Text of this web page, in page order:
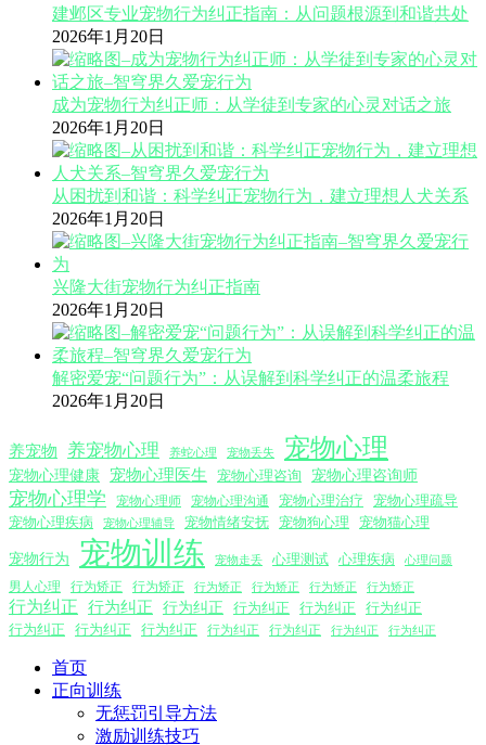
建邺区专业宠物行为纠正指南：从问题根源到和谐共处
2026年1月20日
成为宠物行为纠正师：从学徒到专家的心灵对话之旅
2026年1月20日
从困扰到和谐：科学纠正宠物行为，建立理想人犬关系
2026年1月20日
兴隆大街宠物行为纠正指南
2026年1月20日
解密爱宠“问题行为”：从误解到科学纠正的温柔旅程
2026年1月20日
养宠物 养宠物心理 养蛇心理 宠物丢失 宠物心理
宠物心理健康 宠物心理医生 宠物心理咨询 宠物心理咨询师
宠物心理学 宠物心理师 宠物心理沟通 宠物心理治疗
宠物心理疏导
宠物心理疾病
宠物心理辅导 宠物情绪安抚 宠物狗心理 宠物猫心理
宠物行为 宠物训练 宠物走丢 心理测试 心理疾病 心理问题
男人心理 行为矫正 行为矫正 行为矫正 行为矫正 行为矫正 行为矫正
行为纠正 行为纠正 行为纠正 行为纠正 行为纠正
行为纠正
行为纠正
行为纠正 行为纠正 行为纠正 行为纠正 行为纠正 行为纠正
首页
正向训练
无惩罚引导方法
激励训练技巧